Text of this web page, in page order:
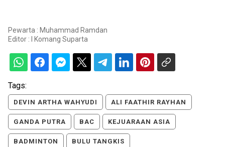
Pewarta : Muhammad Ramdan
Editor :
I Komang Suparta
Tags:
DEVIN ARTHA WAHYUDI ALI FAATHIR RAYHAN
GANDA PUTRA BAC KEJUARAAN ASIA
BADMINTON BULU TANGKIS